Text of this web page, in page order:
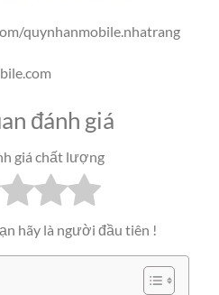
quynhanmobile.nhatrang
đánh giá
giá chất lượng
hãy là người đầu tiên !